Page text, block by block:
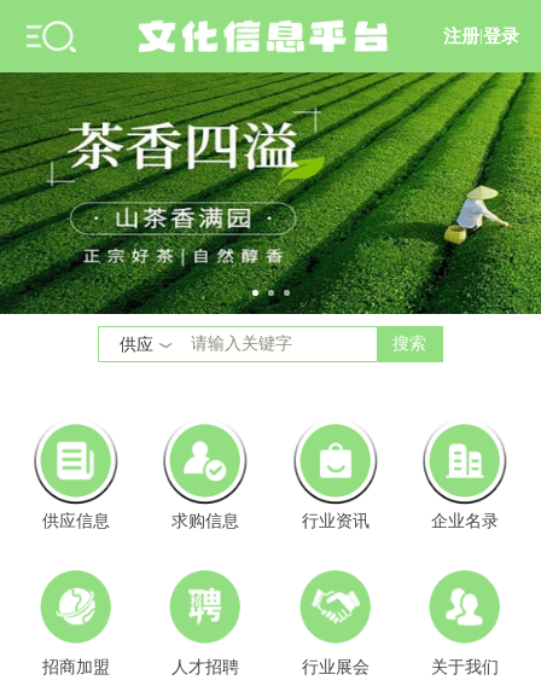
注册 |登录
供应 搜索
供应信息 求购信息 行业资讯 企业名录
招商加盟 人才招聘 行业展会 关于我们